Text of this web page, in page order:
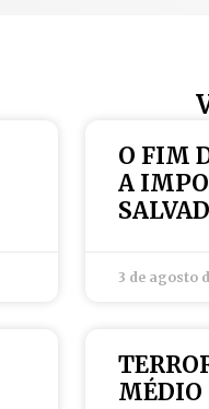
O FIM
A
3 de agosto
MÉDIO